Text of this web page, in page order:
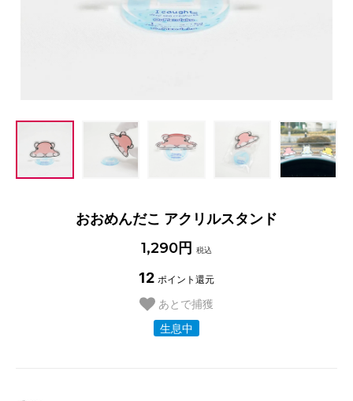
おおめんだこ アクリルスタンド
1,290円 税込
12 ポイント還元
あとで捕獲
生息中